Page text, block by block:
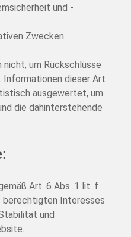
und -
Zwecken.
um Rückschlüsse
Informationen dieser Art
ausgewertet, um
die dahinterstehende
Art. 6 Abs. 1 lit. f
berechtigten Interesses
und